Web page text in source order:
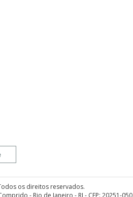
os direitos reservados.
- Rio de Janeiro - RJ - CEP: 20251-050